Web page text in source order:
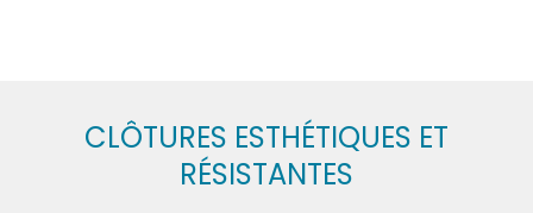
CLÔTURES ESTHÉTIQUES ET
RÉSISTANTES